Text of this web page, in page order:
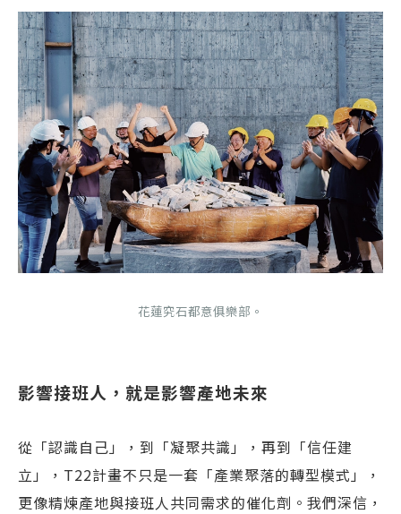
花蓮究石都意俱樂部。
影響接班人，就是影響產地未來
從「認識自己」，到「凝聚共識」，再到「信任建
立」，T22計畫不只是一套「產業聚落的轉型模式」，
更像精煉產地與接班人共同需求的催化劑。我們深信，